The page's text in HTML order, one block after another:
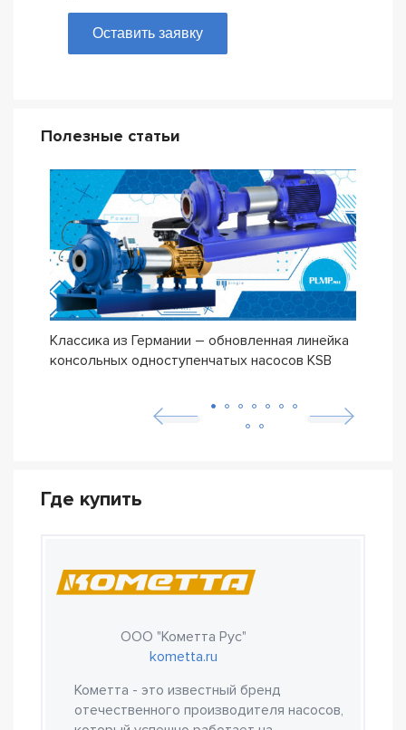
Оставить заявку
Полезные статьи
Классика из Германии – обновленная линейка
консольных одноступенчатых насосов KSB
Где купить
ООО "Кометта Рус"
kometta.ru
Кометта - это известный бренд
отечественного производителя насосов,